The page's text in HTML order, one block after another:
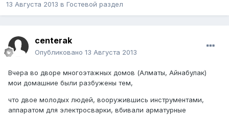
13 Августа 2013 в Гостевой раздел
centerak
Опубликовано 13 Августа 2013
Вчера во дворе многоэтажных домов (Алматы, Айнабулак)
мои домашние были разбужены тем,
что двое молодых людей, вооружившись инструментами,
аппаратом для электросварки, вбивали арматурные